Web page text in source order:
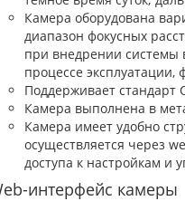
Камера оборудована
диапазон фокусных
при внедрении системы
процессе эксплуатации,
Поддерживает стандарт
Камера выполнена в
Камера имеет удобно
осуществляется через
доступа к настройкам и
интерфейс камеры